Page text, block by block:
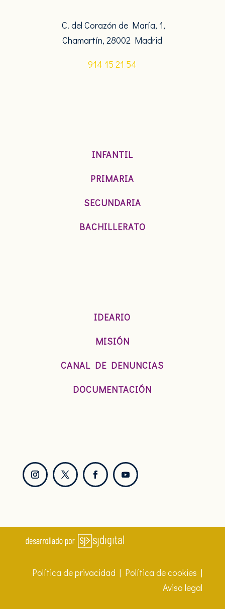
C. del Corazón de María, 1,
Chamartín, 28002 Madrid
914 15 21 54
INFANTIL
PRIMARIA
SECUNDARIA
BACHILLERATO
IDEARIO
MISIÓN
CANAL DE DENUNCIAS
DOCUMENTACIÓN
Política de privacidad | Política de cookies |
Aviso legal